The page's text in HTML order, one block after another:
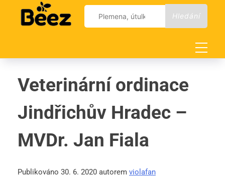
content
Vyhledávání
Veterinární ordinace
Jindřichův Hradec –
MVDr. Jan Fiala
Publikováno 30. 6. 2020 autorem violafan